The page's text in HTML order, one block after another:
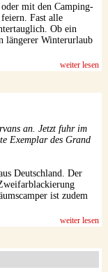
mit den Camping-
Fast alle
Ob ein
längerer Winterurlaub
weiter lesen
an. Jetzt fuhr im
Exemplar des Grand
Deutschland. Der
ist zudem
weiter lesen